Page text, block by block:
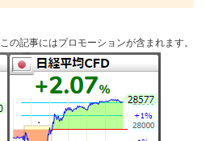
この記事にはプロモーションが含まれます。